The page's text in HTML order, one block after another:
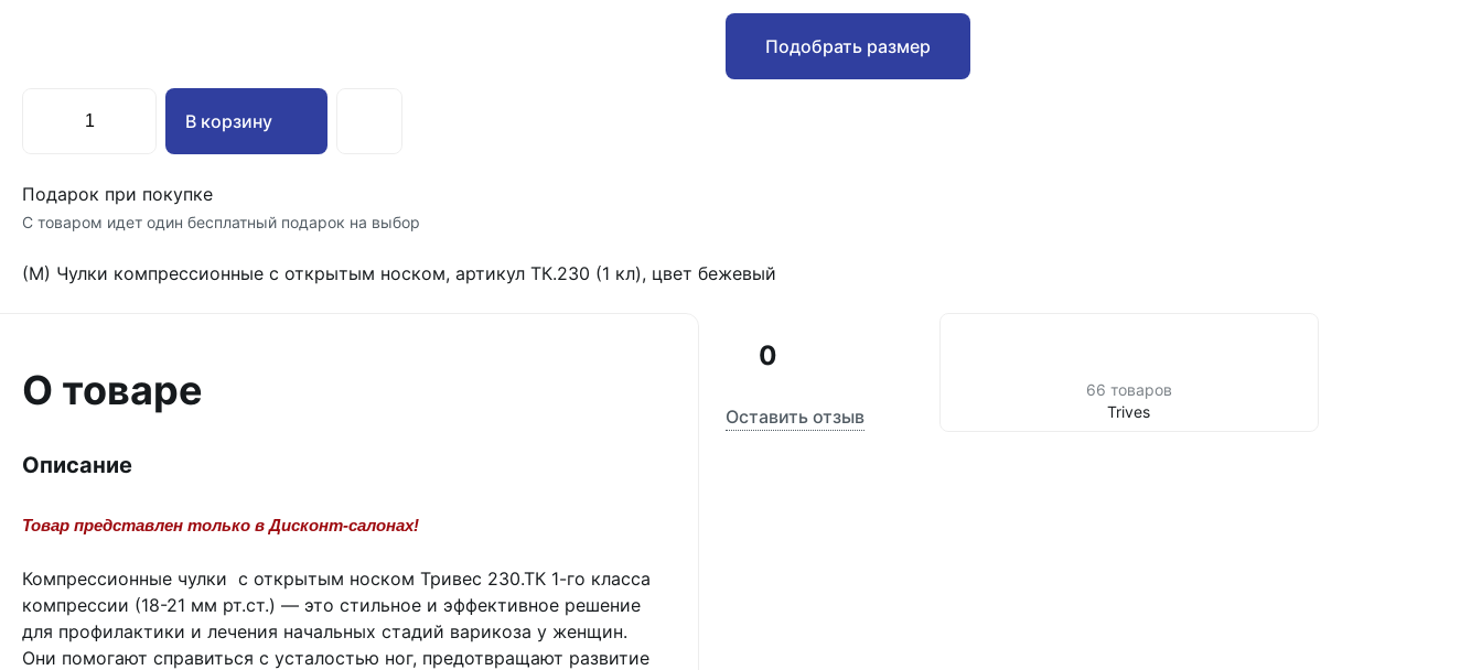
Подобрать размер
В корзину
Подарок при покупке
С товаром идет один бесплатный подарок на выбор
(М) Чулки компрессионные с открытым носком, артикул ТК.230 (1 кл), цвет бежевый
0
Оставить отзыв
66 товаров
Trives
О товаре
Описание
Товар представлен только в Дисконт-салонах!
Компрессионные чулки с открытым носком Тривес 230.ТК 1-го класса
компрессии (18-21 мм рт.ст.) — это стильное и эффективное решение
для профилактики и лечения начальных стадий варикоза у женщин.
Они помогают справиться с усталостью ног, предотвращают развитие